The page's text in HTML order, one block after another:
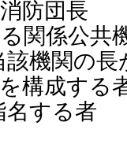
防団長
関係公共
機関の長
構成する
する者